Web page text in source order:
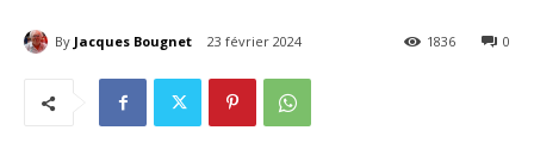
By Jacques Bougnet 23 février 2024 0
1836